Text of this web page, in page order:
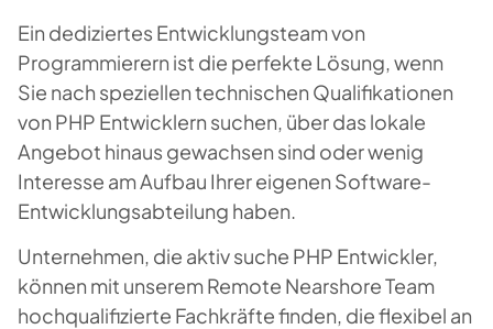
Ein dediziertes Entwicklungsteam von
Programmierern ist die perfekte Lösung, wenn
Sie nach speziellen technischen Qualifikationen
von PHP Entwicklern suchen, über das lokale
Angebot hinaus gewachsen sind oder wenig
Interesse am Aufbau Ihrer eigenen Software-
Entwicklungsabteilung haben.
Unternehmen, die aktiv suche PHP Entwickler,
können mit unserem Remote Nearshore Team
hochqualifizierte Fachkräfte finden, die flexibel an